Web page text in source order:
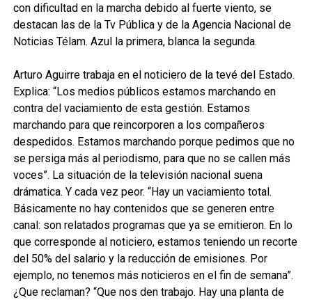
con dificultad en la marcha debido al fuerte viento, se
destacan las de la Tv Pública y de la Agencia Nacional de
Noticias Télam. Azul la primera, blanca la segunda.
Arturo Aguirre trabaja en el noticiero de la tevé del Estado.
Explica: “Los medios públicos estamos marchando en
contra del vaciamiento de esta gestión. Estamos
marchando para que reincorporen a los compañeros
despedidos. Estamos marchando porque pedimos que no
se persiga más al periodismo, para que no se callen más
voces”. La situación de la televisión nacional suena
drámatica. Y cada vez peor. “Hay un vaciamiento total.
Básicamente no hay contenidos que se generen entre
canal: son relatados programas que ya se emitieron. En lo
que corresponde al noticiero, estamos teniendo un recorte
del 50% del salario y la reducción de emisiones. Por
ejemplo, no tenemos más noticieros en el fin de semana”.
¿Que reclaman? “Que nos den trabajo. Hay una planta de